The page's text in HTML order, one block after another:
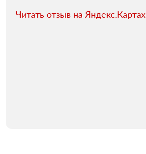
Читать отзыв на Яндекс.Картах